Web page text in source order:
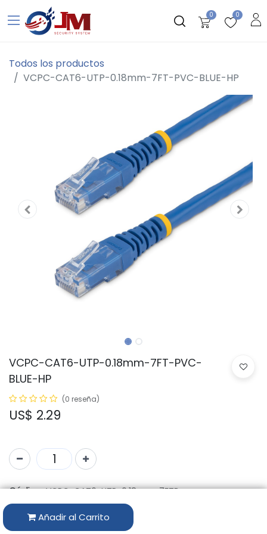
0 0
Todos los productos
VCPC-CAT6-UTP-0.18mm-7FT-PVC-BLUE-HP
VCPC-CAT6-UTP-0.18mm-7FT-PVC-
BLUE-HP
(0 reseña)
US$ 2.29
Añadir al Carrito
Código: VCPC-CAT6-UTP-0.18mm-7FTB
Marca:VICHNET